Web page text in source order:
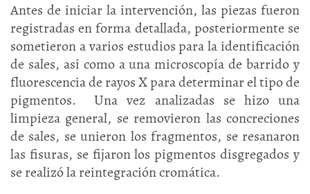
Antes de iniciar la intervención, las piezas fueron
registradas en forma detallada, posteriormente se
sometieron a varios estudios para la identificación
de sales, así como a una microscopía de barrido y
fluorescencia de rayos X para determinar el tipo de
pigmentos. Una vez analizadas se hizo una
limpieza general, se removieron las concreciones
de sales, se unieron los fragmentos, se resanaron
las fisuras, se fijaron los pigmentos disgregados y
se realizó la reintegración cromática.